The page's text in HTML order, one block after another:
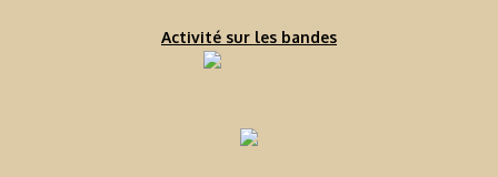
Activité sur les bandes